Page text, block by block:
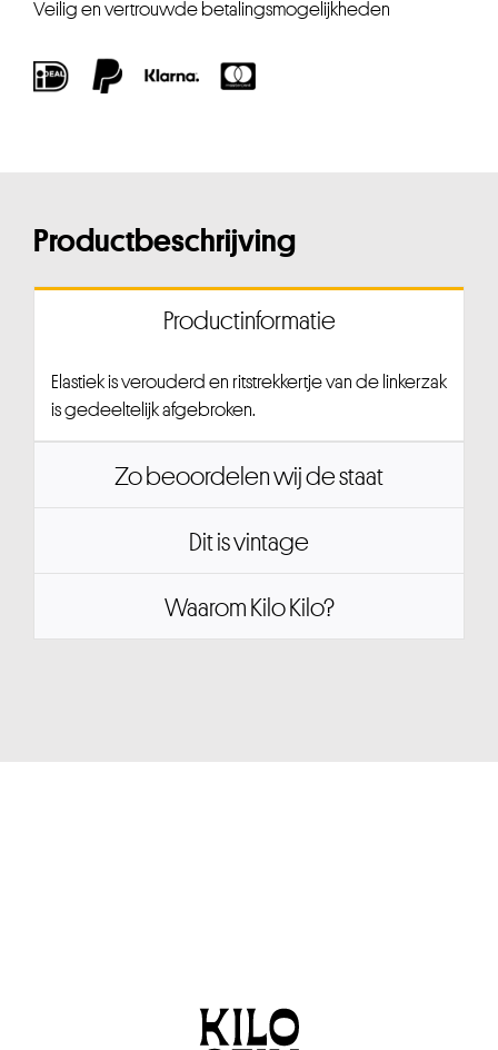
Veilig en vertrouwde betalingsmogelijkheden
Productbeschrijving
Productinformatie
Elastiek is verouderd en ritstrekkertje van de linkerzak
is gedeeltelijk afgebroken.
Zo beoordelen wij de staat
Dit is vintage
Waarom Kilo Kilo?